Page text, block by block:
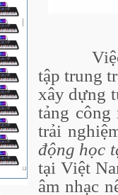
Việc
tập trung
xây dựng
tảng công
trải
động học
tại Việt
âm nhạc